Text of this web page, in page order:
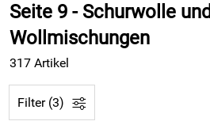
Seite 9 - Schurwolle und
Wollmischungen
317 Artikel
Filter (3)